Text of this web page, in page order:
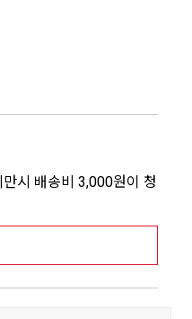
시 배송비 3,000원이 청